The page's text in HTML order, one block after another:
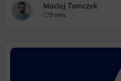
Maciej Tomczyk
9 min.